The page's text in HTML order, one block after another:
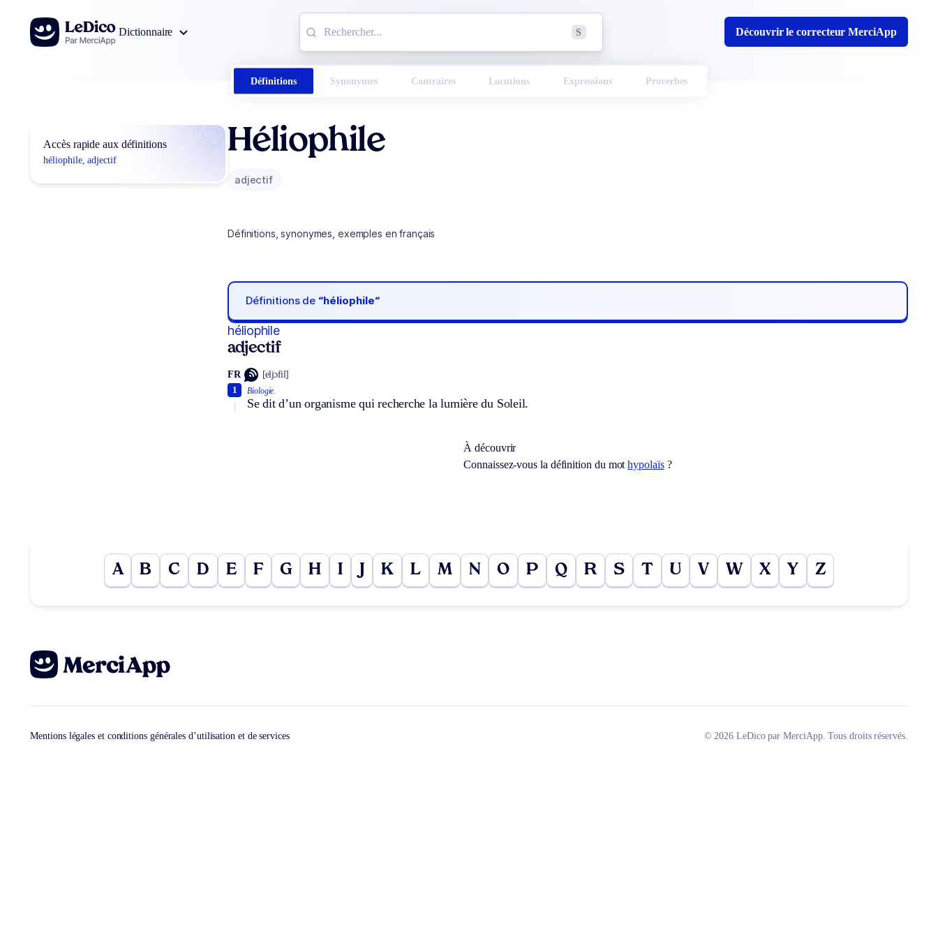
Aller au contenu
Dictionnaire
S Découvrir le correcteur MerciApp
Définitions Synonymes Contraires Locutions Expressions Proverbes
Accès rapide aux définitions
héliophile, adjectif
Héliophile
adjectif
Définitions, synonymes, exemples en français
Définitions de “héliophile“
héliophile
adjectif
FR [eljɔfil]
Biologie.
Se dit d’un organisme qui recherche la lumière du Soleil.
1
À découvrir
Connaissez-vous la définition du mothypolaïs?
A B C D E F G H I K L M N O P Q R S T U V W X Y Z
Mentions légales et conditions générales d’utilisation et de services © 2026 LeDico par MerciApp. Tous droits réservés.